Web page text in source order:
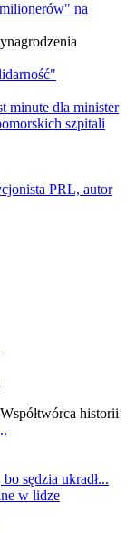
na
minute dla minister
szpitali
PRL, autor
historii
sędzia ukradł...
w lidze